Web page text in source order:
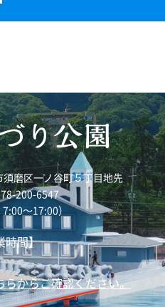
磨区一ノ谷町５丁目地先
200-6547
～17:00）
時間】
からご確認ください。